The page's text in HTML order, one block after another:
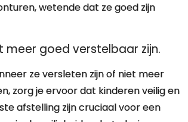
wetende dat ze goed zijn
meer goed verstelbaar zijn.
ze versleten zijn of niet meer
zorg je ervoor dat kinderen veilig en
afstelling zijn cruciaal voor een